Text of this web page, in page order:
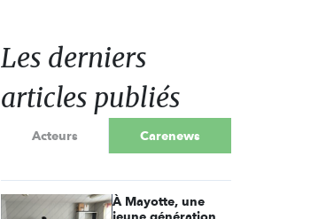
Les derniers
articles publiés
Acteurs Carenews
À Mayotte, une